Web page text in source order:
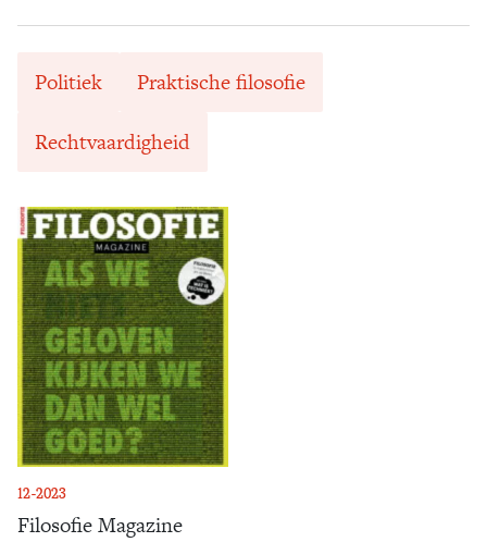
12-2023
Filosofie Magazine
Politiek Praktische filosofie
Rechtvaardigheid